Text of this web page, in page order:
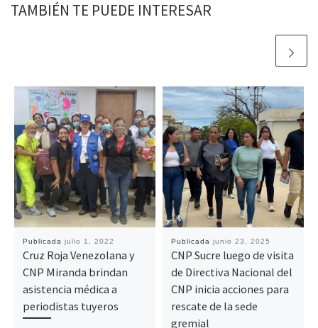
TAMBIÉN TE PUEDE INTERESAR
Publicada julio 1, 2022
Cruz Roja Venezolana y
CNP Miranda brindan
asistencia médica a
periodistas tuyeros
Publicada junio 23, 2025
CNP Sucre luego de visita
de Directiva Nacional del
CNP inicia acciones para
rescate de la sede
gremial